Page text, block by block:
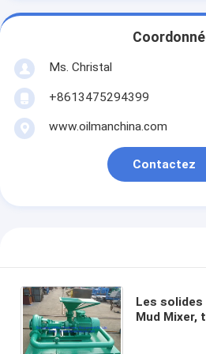
Ms. Christal
+8613475294399
www.oilmanchina.com
Contactez
Les
Mud Mixer,